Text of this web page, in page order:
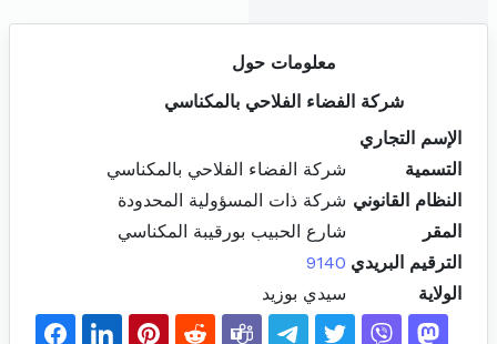
معلومات حول
شركة الفضاء الفلاحي بالمكناسي
الإسم التجاري
التسمية
شركة الفضاء الفلاحي بالمكناسي
النظام القانوني شركة ذات المسؤولية المحدودة
المقر
شارع الحبيب بورقيبة المكناسي
الترقيم البريدي 9140
الولاية
سيدي بوزيد